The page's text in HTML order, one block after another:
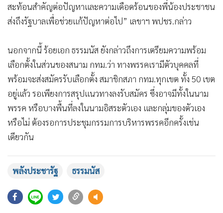
สะท้อนสำคัญต่อปัญหาและความเดือดร้อนของพี่น้องประชาชน
ส่งถึงรัฐบาลเพื่อช่วยแก้ปัญหาต่อไป” เลขาฯ พปชร.กล่าว
นอกจากนี้ ร้อยเอก ธรรมนัส ยังกล่าวถึงการเตรียมความพร้อม
เลือกตั้งในส่วนของสนาม กทม.ว่า ทางพรรคเรามีตัวบุคคลที่
พร้อมจะส่งสมัครรับเลือกตั้ง สมาชิกสภา กทม.ทุกเขต ทั้ง 50 เขต
อยู่แล้ว รอเพียงการสรุปแนวทางลงรับสมัคร ซึ่งอาจมีทั้งในนาม
พรรค หรือบางพื้นที่ลงในนามอิสระตัวเอง และกลุ่มของตัวเอง
หรือไม่ ต้องรอการประชุมกรรมการบริหารพรรคอีกครั้งเช่น
เดียวกัน
พลังประชารัฐ ธรรมนัส